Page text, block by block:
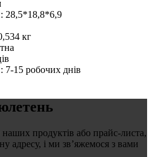
28,5*18,8*6,9
кг
7-15 робочих днів
продуктів або прайс-листа,
адресу, і ми зв’яжемося з вами